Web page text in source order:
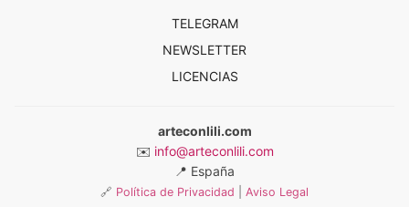
TELEGRAM
NEWSLETTER
LICENCIAS
arteconlili.com
✉️ info@arteconlili.com
📍 España
🔗 Política de Privacidad Aviso Legal